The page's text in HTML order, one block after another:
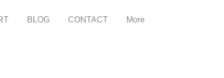
BLOG CONTACT More